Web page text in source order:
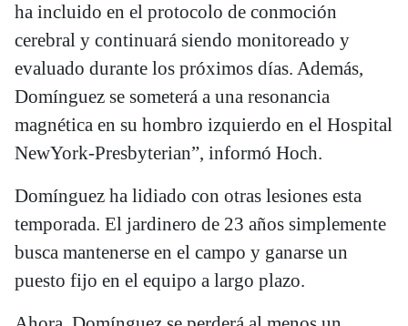
ha incluido en el protocolo de conmoción
cerebral y continuará siendo monitoreado y
evaluado durante los próximos días. Además,
Domínguez se someterá a una resonancia
magnética en su hombro izquierdo en el Hospital
NewYork-Presbyterian”, informó Hoch.
Domínguez ha lidiado con otras lesiones esta
temporada. El jardinero de 23 años simplemente
busca mantenerse en el campo y ganarse un
puesto fijo en el equipo a largo plazo.